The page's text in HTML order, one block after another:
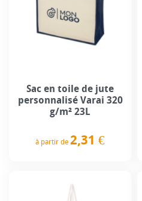
Sac en toile de jute
personnalisé Varai 320
g/m² 23L
à partir de 2,31 €